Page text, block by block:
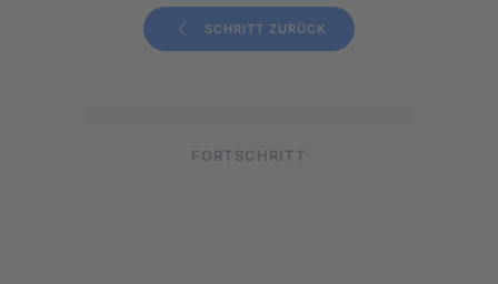
SCHRITT ZURÜCK
FORTSCHRITT